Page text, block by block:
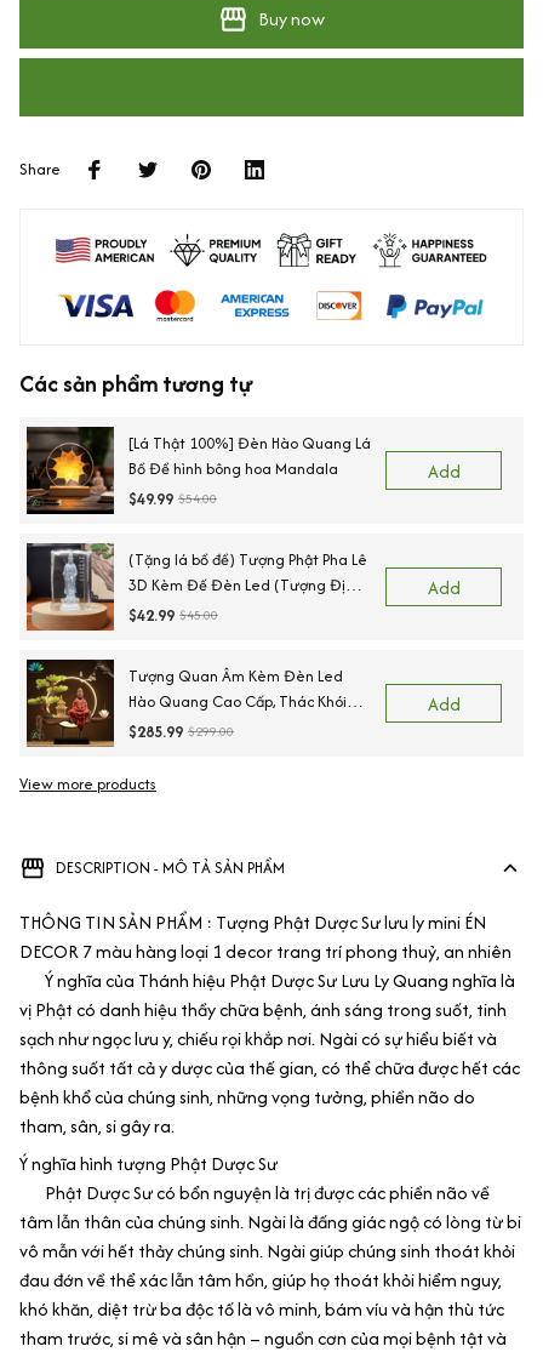
Buy now
Share
Các sản phẩm tương tự
[Lá Thật 100%] Đèn Hào Quang Lá
Bồ Đề hình bông hoa Mandala
$49.99 $54.00
Add
(Tặng lá bồ đề) Tượng Phật Pha Lê
3D Kèm Đế Đèn Led (Tượng Địa
Tạng, Tượng A Di Đà, Tượng Thích
$42.99 $45.00
Add
Tượng Quan Âm Kèm Đèn Led
Hào Quang Cao Cấp, Thác Khói
Trầm Hương Cây Xanh Tiểu Cảnh
$285.99 $299.00
Add
View more products
DESCRIPTION - MÔ TẢ SẢN PHẨM
THÔNG TIN SẢN PHẨM : Tượng Phật Dược Sư lưu ly mini ÉN
DECOR 7 màu hàng loại 1 decor trang trí phong thuỷ, an nhiên
Ý nghĩa của Thánh hiệu Phật Dược Sư Lưu Ly Quang nghĩa là
vị Phật có danh hiệu thầy chữa bệnh, ánh sáng trong suốt, tinh
sạch như ngọc lưu y, chiếu rọi khắp nơi. Ngài có sự hiểu biết và
thông suốt tất cả y dược của thế gian, có thể chữa được hết các
bệnh khổ của chúng sinh, những vọng tưởng, phiền não do
tham, sân, si gây ra.
Ý nghĩa hình tượng Phật Dược Sư​
Phật Dược Sư có bổn nguyện là trị được các phiền não về
tâm lẫn thân của chúng sinh. Ngài là đấng giác ngộ có lòng từ bi
vô mẫn với hết thảy chúng sinh. Ngài giúp chúng sinh thoát khỏi
đau đớn về thể xác lẫn tâm hồn, giúp họ thoát khỏi hiểm nguy,
khó khăn, diệt trừ ba độc tố là vô minh, bám víu và hận thù tức
tham trước, si mê và sân hận – nguồn cơn của mọi bệnh tật và